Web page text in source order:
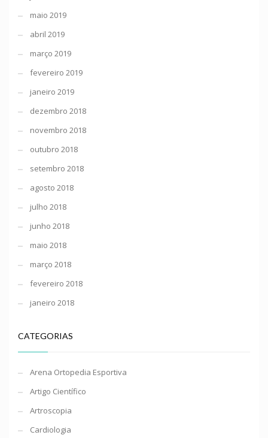
maio 2019
abril 2019
março 2019
fevereiro 2019
janeiro 2019
dezembro 2018
novembro 2018
outubro 2018
setembro 2018
agosto 2018
julho 2018
junho 2018
maio 2018
março 2018
fevereiro 2018
janeiro 2018
CATEGORIAS
Arena Ortopedia Esportiva
Artigo Científico
Artroscopia
Cardiologia